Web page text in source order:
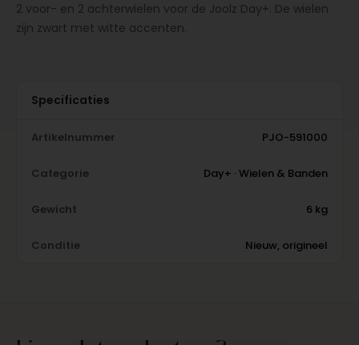
2 voor- en 2 achterwielen voor de Joolz Day+. De wielen
zijn zwart met witte accenten.
Specificaties
Artikelnummer PJO-591000
Categorie Day+ · Wielen & Banden
Gewicht 6 kg
Conditie Nieuw, origineel